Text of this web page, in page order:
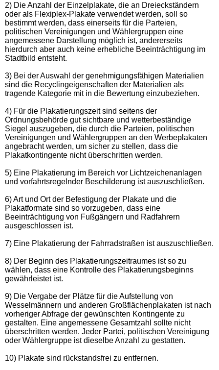
2) Die Anzahl der Einzelplakate, die an Dreieckständern
oder als Flexiplex-Plakate verwendet werden, soll so
bestimmt werden, dass einerseits für die Parteien,
politischen Vereinigungen und Wählergruppen eine
angemessene Darstellung möglich ist, andererseits
hierdurch aber auch keine erhebliche Beeinträchtigung im
Stadtbild entsteht.
3) Bei der Auswahl der genehmigungsfähigen Materialien
sind die Recyclingeigenschaften der Materialien als
tragende Kategorie mit in die Bewertung einzubeziehen.
4) Für die Plakatierungszeit sind seitens der
Ordnungsbehörde gut sichtbare und wetterbeständige
Siegel auszugeben, die durch die Parteien, politischen
Vereinigungen und Wählergruppen an den Werbeplakaten
angebracht werden, um sicher zu stellen, dass die
Plakatkontingente nicht überschritten werden.
5) Eine Plakatierung im Bereich vor Lichtzeichenanlagen
und vorfahrtsregelnder Beschilderung ist auszuschließen.
6) Art und Ort der Befestigung der Plakate und die
Plakatformate sind so vorzugeben, dass eine
Beeinträchtigung von Fußgängern und Radfahrern
ausgeschlossen ist.
7) Eine Plakatierung der Fahrradstraßen ist auszuschließen.
8) Der Beginn des Plakatierungszeitraumes ist so zu
wählen, dass eine Kontrolle des Plakatierungsbeginns
gewährleistet ist.
9) Die Vergabe der Plätze für die Aufstellung von
Wesselmännern und anderen Großflächenplakaten ist nach
vorheriger Abfrage der gewünschten Kontingente zu
gestalten. Eine angemessene Gesamtzahl sollte nicht
überschritten werden. Jeder Partei, politischen Vereinigung
oder Wählergruppe ist dieselbe Anzahl zu gestatten.
10) Plakate sind rückstandsfrei zu entfernen.